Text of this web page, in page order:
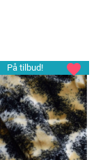
På tilbud!
favorite